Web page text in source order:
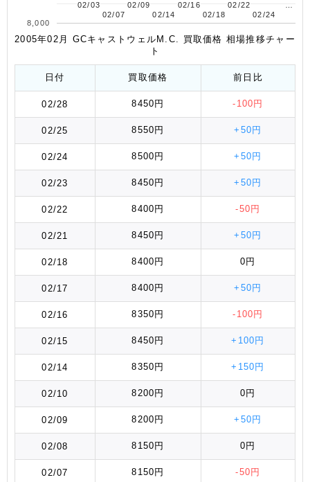
02/03
02/03
02/07
02/07
02/09
02/09
02/14
02/14
02/16
02/16
02/18
02/18
02/22
02/22
02/24
02/24
8,000
2005年02月 GCキャストウェルM.C. 買取価格 相場推移チャー
ト
日付 買取価格 前日比
02/28 8450円 -100円
02/25 8550円 +50円
02/24 8500円 +50円
02/23 8450円 +50円
02/22 8400円 -50円
02/21 8450円 +50円
02/18 8400円 0円
02/17 8400円 +50円
02/16 8350円 -100円
02/15 8450円 +100円
02/14 8350円 +150円
02/10 8200円 0円
02/09 8200円 +50円
02/08 8150円 0円
02/07 8150円 -50円